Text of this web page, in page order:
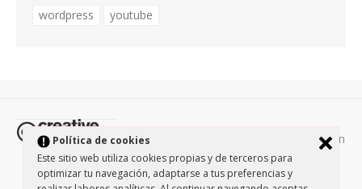
Política de cookies
Este sitio web utiliza cookies propias y de terceros para
optimizar tu navegación, adaptarse a tus preferencias y
wordpress
youtube
Todos los contenidos de esta página están
protegidos por la licencia Creative Commons Attribution-
NonCommercial-ShareAlike 3.0. / Política de privacidad